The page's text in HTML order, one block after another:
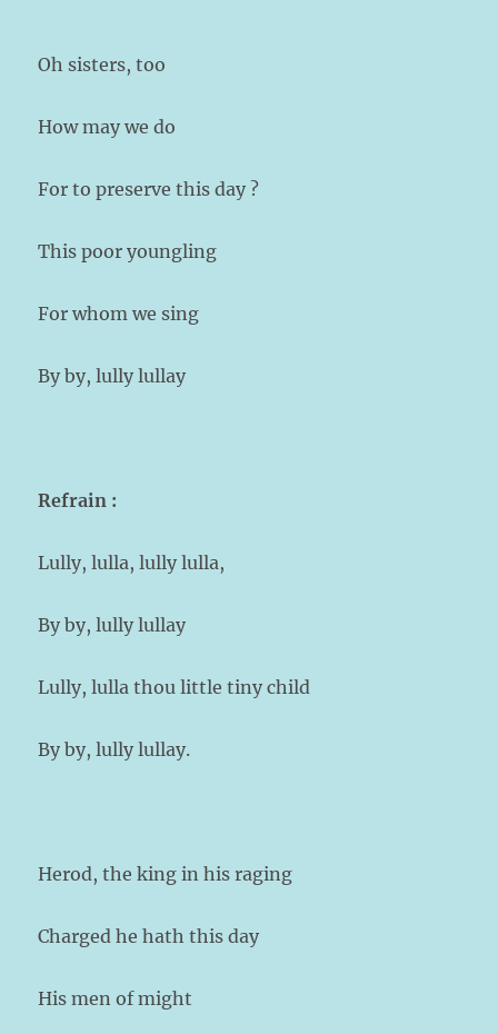
Oh sisters, too
How may we do
For to preserve this day ?
This poor youngling
For whom we sing
By by, lully lullay
Refrain :
Lully, lulla, lully lulla,
By by, lully lullay
Lully, lulla thou little tiny child
By by, lully lullay.
Herod, the king in his raging
Charged he hath this day
His men of might